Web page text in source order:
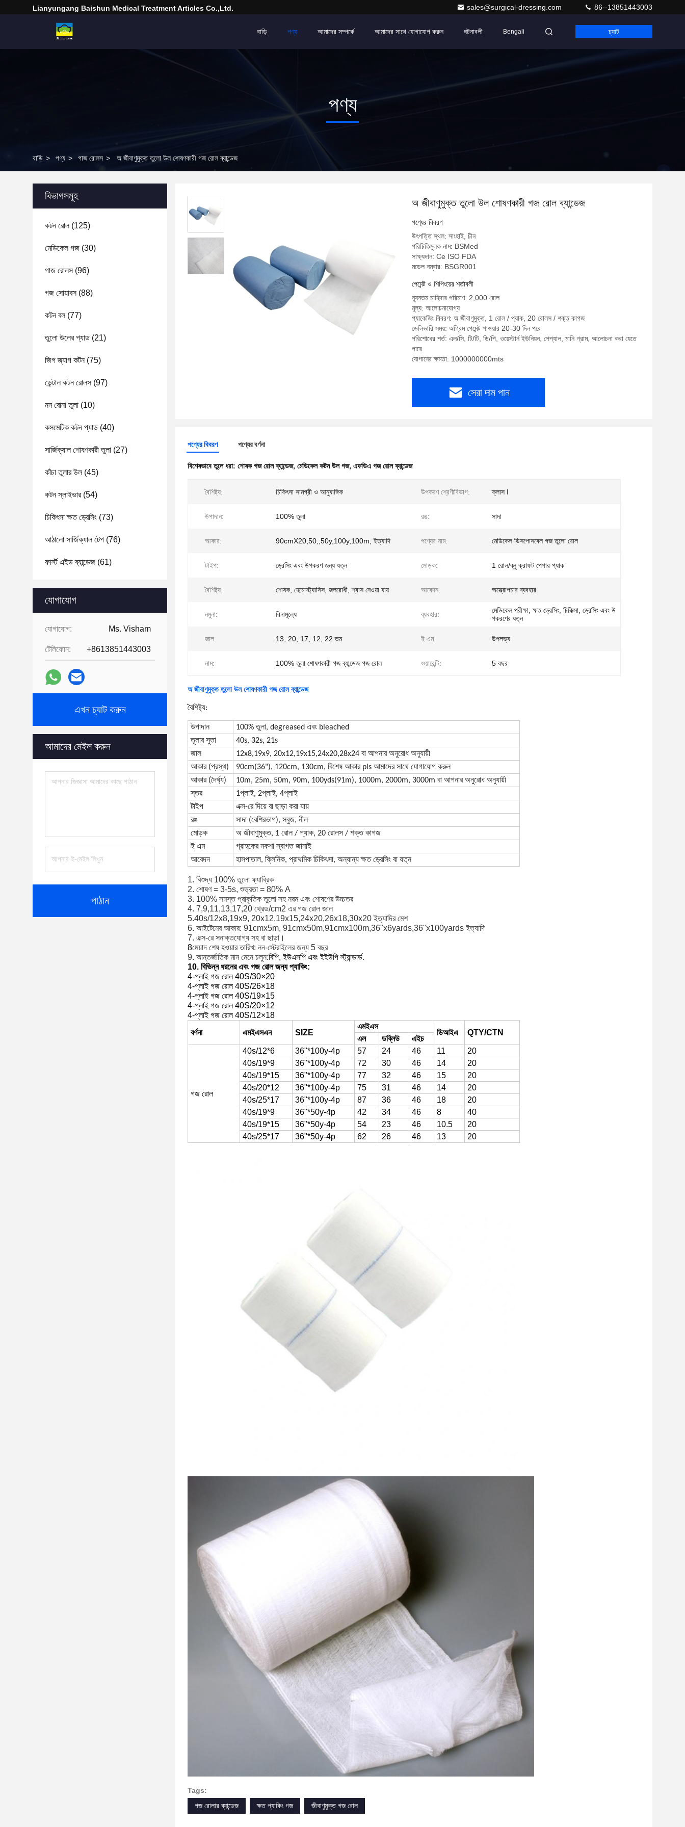
Lianyungang Baishun Medical Treatment Articles Co.,Ltd. sales@surgical-dressing.com 86--13851443003
বাড়ি পণ্য আমাদের সম্পর্কে আমাদের সাথে যোগাযোগ করুন ঘটনাবলী Bengali চ্যাট
পণ্য
বাড়ি > পণ্য > গাজ রোলস > অ জীবাণুমুক্ত তুলো উল শোষণকারী গজ রোল ব্যান্ডেজ
বিভাগসমূহ
কটন রোল(125)
মেডিকেল গজ (30)
গাজ রোলস(96)
গজ সোয়াবস(88)
কটন বল(77)
তুলো উলের প্যাড (21)
জিগ জ্যাগ কটন(75)
ডেন্টাল কটন রোলস(97)
নন বোনা তুলা (10)
কসমেটিক কটন প্যাড (40)
সার্জিক্যাল শোষণকারী তুলা (27)
কাঁচা তুলার উল(45)
কটন স্লাইভার(54)
চিকিৎসা ক্ষত ড্রেসিং (73)
আঠালো সার্জিক্যাল টেপ (76)
ফার্স্ট এইড ব্যান্ডেজ (61)
যোগাযোগ
যোগাযোগ: Ms. Visham
টেলিফোন: +8613851443003
এখন চ্যাট করুন
আমাদের মেইল করুন
পাঠান
অ জীবাণুমুক্ত তুলো উল শোষণকারী গজ রোল ব্যান্ডেজ
পণ্যের বিবরণ
উৎপত্তি স্থল: সাংহাই, চীন
পরিচিতিমুলক নাম: BSMed
সাক্ষ্যদান: Ce ISO FDA
মডেল নম্বার: BSGR001
পেমেন্ট ও শিপিংয়ের শর্তাবলী
ন্যূনতম চাহিদার পরিমাণ: 2,000 রোল
মূল্য: আলোচনাযোগ্য
প্যাকেজিং বিবরণ: অ জীবাণুমুক্ত, 1 রোল / প্যাক, 20 রোলস / শক্ত কাগজ
ডেলিভারি সময়: অগ্রিম পেমেন্ট পাওয়ার 20-30 দিন পরে
পরিশোধের শর্ত: এল/সি, টি/টি, ডি/পি, ওয়েস্টার্ন ইউনিয়ন, পেপ্যাল, মানি গ্রাম, আলোচনা করা যেতে
পারে
যোগানের ক্ষমতা: 1000000000mts
সেরা দাম পান
পণ্যের বিবরণ পণ্যের বর্ণনা
বিশেষভাবে তুলে ধরা: শোষক গজ রোল ব্যান্ডেজ, মেডিকেল কটন উল গজ, এফডিএ গজ রোল ব্যান্ডেজ
বৈশিষ্ট্য: চিকিৎসা সামগ্রী ও আনুষাঙ্গিক উপকরণ শ্রেণীবিভাগ: ক্লাস I
উপাদান: 100% তুলা রঙ: সাদা
আকার: 90cmX20,50,,50y,100y,100m, ইত্যাদি পণ্যের নাম: মেডিকেল ডিসপোসবেল গজ তুলো রোল
টাইপ: ড্রেসিং এবং উপকরণ জন্য যত্ন মোড়ক: 1 রোল/ব্লু ক্রাফট পেপার প্যাক
বৈশিষ্ট্য: শোষক, হেমোস্ট্যাসিস, জলরোধী, শ্বাস নেওয়া যায় আবেদন: অস্ত্রোপচার ব্যবহার
নমুনা: বিনামূল্যে ব্যবহার:
মেডিকেল পরীক্ষা, ক্ষত ড্রেসিং, চিকিত্সা, ড্রেসিং এবং উ
পকরণের যত্ন
জাল: 13, 20, 17, 12, 22 তম ই এম: উপলভ্য
নাম: 100% তুলা শোষণকারী গজ ব্যান্ডেজ গজ রোল ওয়ারেন্টি: 5 বছর
অ জীবাণুমুক্ত তুলো উল শোষণকারী গজ রোল ব্যান্ডেজ
বৈশিষ্ট্য:
উপাদান
100% তুলা, degreased এবং bleached
তূলার সুতা
40s, 32s, 21s
জাল
12x8,19x9, 20x12,19x15,24x20,28x24 বা আপনার অনুরোধ অনুযায়ী
আকার (প্রস্থ)
90cm(36"), 120cm, 130cm, বিশেষ আকার pls আমাদের সাথে যোগাযোগ করুন
আকার (দৈর্ঘ্য)
10m, 25m, 50m, 90m, 100yds(91m), 1000m, 2000m, 3000m বা আপনার অনুরোধ অনুযায়ী
স্তর
1প্লাই, 2প্লাই, 4প্লাই
টাইপ
এক্স-রে দিয়ে বা ছাড়া করা যায়
রঙ
সাদা (বেশিরভাগ), সবুজ, নীল
মোড়ক
অ জীবাণুমুক্ত, 1 রোল / প্যাক, 20 রোলস / শক্ত কাগজ
ই এম
গ্রাহকের নকশা স্বাগত জানাই
আবেদন
হাসপাতাল, ক্লিনিক, প্রাথমিক চিকিৎসা, অন্যান্য ক্ষত ড্রেসিং বা যত্ন
1. বিশুদ্ধ 100% তুলো ফ্যাব্রিক
2. শোষণ = 3-5s, শুভ্রতা = 80% A
3. 100% সমস্ত প্রাকৃতিক তুলো সহ নরম এবং শোষণের উচ্চতর
4. 7,9,11,13,17,20 থ্রেড/cm2 এর গজ রোল জাল
5.40s/12x8,19x9, 20x12,19x15,24x20,26x18,30x20 ইত্যাদির মেশ
6. আইটেমের আকার: 91cmx5m, 91cmx50m,91cmx100m,36"x6yards,36"x100yards ইত্যাদি
7. এক্স-রে সনাক্তযোগ্য সহ বা ছাড়া।
8মেয়াদ শেষ হওয়ার তারিখ: নন-স্টেরাইলের জন্য 5 বছর
9. আন্তর্জাতিক মান মেনে চলুন:বিপি, ইউএসপি এবং ইইউপি স্ট্যান্ডার্ড.
10. বিভিন্ন ধরনের এবং গজ রোল জন্য প্যাকিং:
4-প্লাই গজ রোল 40S/30×20
4-প্লাই গজ রোল 40S/26×18
4-প্লাই গজ রোল 40S/19×15
4-প্লাই গজ রোল 40S/20×12
4-প্লাই গজ রোল 40S/12×18
বর্ণনা
এমইএসএন SIZE
এমইএস
ডিআইএ QTY/CTN
এল ডব্লিউ এইচ
গজ রোল
40s/12*6 36"*100y-4p 57 24 46 11
20
40s/19*9
36"*100y-4p 72 30 46 14
20
40s/19*15
36"*100y-4p 77 32 46 15
20
40s/20*12
36"*100y-4p 75 31 46 14
20
40s/25*17
36"*100y-4p 87 36 46 18
20
40s/19*9
36"*50y-4p 42 34 46 8
40
40s/19*15
36"*50y-4p 54 23 46 10.5
20
40s/25*17
36"*50y-4p 62 26 46 13 20
Tags:
গজ রোলার ব্যান্ডেজ
ক্ষত প্যাকিং গজ জীবাণুমুক্ত গজ রোল